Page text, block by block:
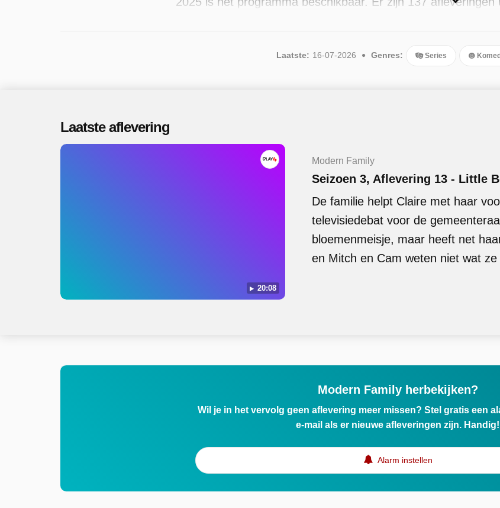
Laatste: 16-07-2026 Genres: Series
Laatste aflevering
20:08
Modern Family
Seizoen 3, Aflevering 13 - Little
De familie helpt Claire met haar
televisiedebat voor de
bloemenmeisje, maar heeft net
en Mitch en Cam weten niet wat
Modern Family herbekijken?
Wil je in het vervolg geen aflevering meer missen? Stel gratis een
e-mail als er nieuwe afleveringen zijn. Handig!
Alarm instellen